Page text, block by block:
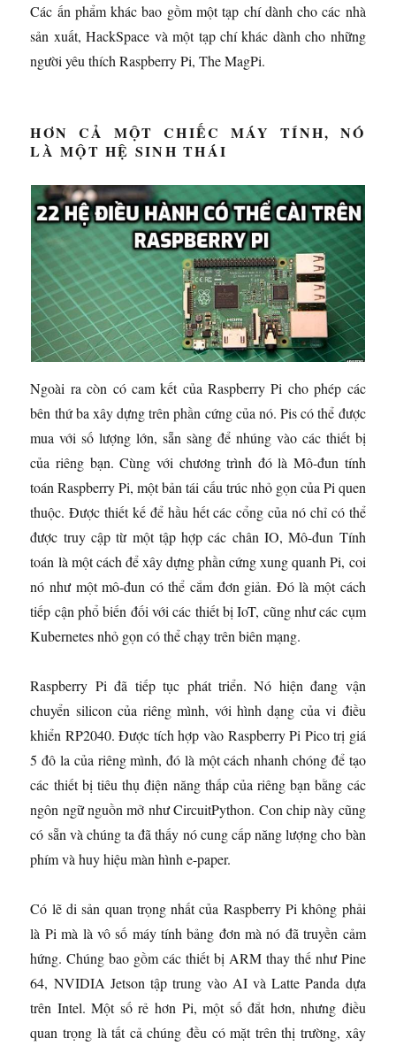
Các ấn phẩm khác bao gồm một tạp chí dành cho các nhà
sản xuất, HackSpace và một tạp chí khác dành cho những
người yêu thích Raspberry Pi, The MagPi.
HƠN CẢ MỘT CHIẾC MÁY TÍNH, NÓ
LÀ MỘT HỆ SINH THÁI
Ngoài ra còn có cam kết của Raspberry Pi cho phép các
bên thứ ba xây dựng trên phần cứng của nó. Pis có thể được
mua với số lượng lớn, sẵn sàng để nhúng vào các thiết bị
của riêng bạn. Cùng với chương trình đó là Mô-đun tính
toán Raspberry Pi, một bản tái cấu trúc nhỏ gọn của Pi quen
thuộc. Được thiết kế để hầu hết các cổng của nó chỉ có thể
được truy cập từ một tập hợp các chân IO, Mô-đun Tính
toán là một cách để xây dựng phần cứng xung quanh Pi, coi
nó như một mô-đun có thể cắm đơn giản. Đó là một cách
tiếp cận phổ biến đối với các thiết bị IoT, cũng như các cụm
Kubernetes nhỏ gọn có thể chạy trên biên mạng.
Raspberry Pi đã tiếp tục phát triển. Nó hiện đang vận
chuyển silicon của riêng mình, với hình dạng của vi điều
khiển RP2040. Được tích hợp vào Raspberry Pi Pico trị giá
5 đô la của riêng mình, đó là một cách nhanh chóng để tạo
các thiết bị tiêu thụ điện năng thấp của riêng bạn bằng các
ngôn ngữ nguồn mở như CircuitPython. Con chip này cũng
có sẵn và chúng ta đã thấy nó cung cấp năng lượng cho bàn
phím và huy hiệu màn hình e-paper.
Có lẽ di sản quan trọng nhất của Raspberry Pi không phải
là Pi mà là vô số máy tính bảng đơn mà nó đã truyền cảm
hứng. Chúng bao gồm các thiết bị ARM thay thế như Pine
64, NVIDIA Jetson tập trung vào AI và Latte Panda dựa
trên Intel. Một số rẻ hơn Pi, một số đắt hơn, nhưng điều
quan trọng là tất cả chúng đều có mặt trên thị trường, xây